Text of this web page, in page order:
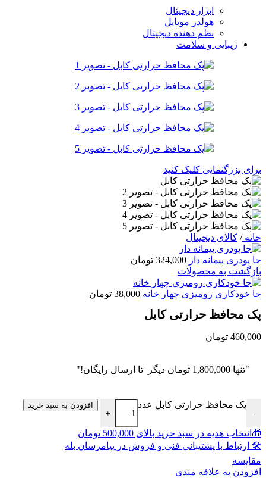
ابزار دیجیتال
هولدر موبایل
نظم دهنده دیجیتال
زیبایی و سلامت
برای بزرگنمایی کلیک کنید
خانه/ کالای دیجیتال
جا پودری پیمانه دار 324,000 تومان
بازگشت به محصولات
جا خودکاری رومیزی چهار خانه 38,000 تومان
پک محافظ حرارتی کابل
460,000 تومان
"تنها 1,800,000 تومان دیگر تا ارسال رایگان!"
-
پک محافظ حرارتی کابل عدد
+
افزودن به سبد خرید
🎁انتخاب هدیه در سبد خرید بالای 500,000 تومان
🛠 ارتباط با پشتیبانی فنی و فروش در پیامرسان بله
مقايسه
افزودن به علاقه مندی